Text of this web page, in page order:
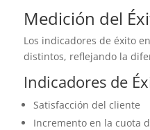
Medición del
Los indicadores de éxito
distintos, reflejando la
Indicadores de
Satisfacción del cliente
Incremento en la cuota